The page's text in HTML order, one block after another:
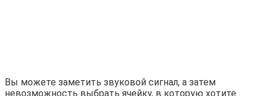
Вы можете заметить звуковой сигнал, а затем
невозможность выбрать ячейку, в которую хотите